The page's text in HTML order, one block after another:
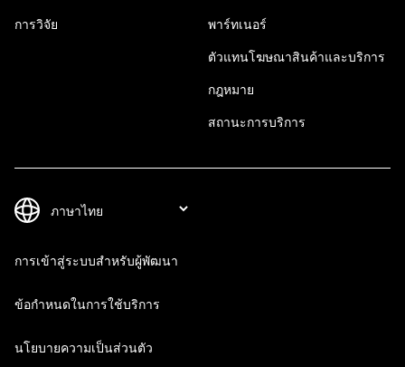
การวิจัย พาร์ทเนอร์
ตัวแทนโฆษณาสินค้าและบริการ
กฎหมาย
สถานะการบริการ
การเข้าสู่ระบบสำหรับผู้พัฒนา
ข้อกำหนดในการใช้บริการ
นโยบายความเป็นส่วนตัว